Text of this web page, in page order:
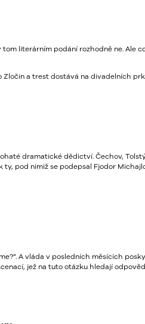
literárním podání rozhodně ne.
a trest dostává na divadelních
dramatické dědictví. Čechov,
pod nimiž se podepsal Fjodor
A vláda v posledních měsících
jež na tuto otázku hledají